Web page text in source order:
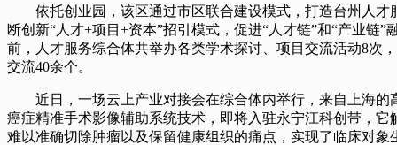
依托创业园，该区通过市区联合建设模式，打造台州人才
断创新“人才+项目+资本”招引模式，促进“人才链”和“产业链”
前，人才服务综合体共举办各类学术探讨、项目交流活动8次
交流40余个。
近日，一场云上产业对接会在综合体内举行，来自上海
癌症精准手术影像辅助系统技术，即将入驻永宁江科创带，它
难以准确切除肿瘤以及保留健康组织的痛点，实现了临床对象